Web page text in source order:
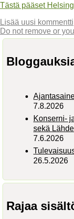
Tästä pääset
Lisää uusi kommentti
Do not remove or
7.8.2026
Konserni-
sekä
7.6.2026
26.5.2026
Rajaa